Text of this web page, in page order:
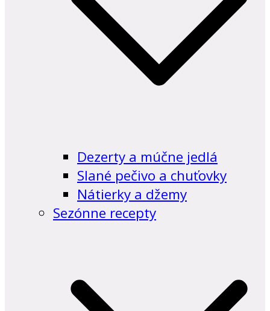
Dezerty a múčne jedlá
Slané pečivo a chuťovky
Nátierky a džemy
Sezónne recepty